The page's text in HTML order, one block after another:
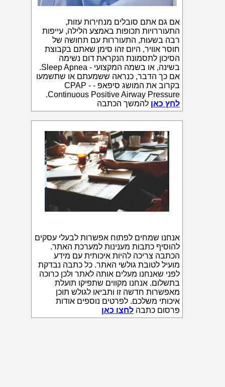
אם גם אתם סובלים מנחירות עזות,
התעוררויות תכופות באמצע הלילה, עייפות
רבה בשעות, התעוררות עם תחושה של
חוסר אוויר, היום זהו סימן שאתם בקבוצת
הסיכון לתסמונת הנקראת דום נשימה
בשינה, או בשמה המקצועי - Sleep Apnea.
אם כך הדבר, כנראה ששמעתם או שתשמעו
בקרוב את המושג סיפאפ - CPAP -
Continuous Positive Airway Pressure.
לחץ כאן להמשך הכתבה
אנחנו שמחים לפתוח אפשרות לבעלי עסקים
להוסיף כתבות מענינות למערכת האתר.
הכתבה צריכה להיות איכותית עם מידע
מועיל לטובת גולשי האתר. כל כתבה נבדקת
לפני שאנחנו מעלים אותה לאתר ולכן כרוכה
בתשלום. אנחנו מקווים שתפיקו תועלת
מאפשרות חדשה זו ותביאו לגולש תוכן
איכותי משלכם. לפרטים נוספים אודות
פרסום כתבה לחצו כאן